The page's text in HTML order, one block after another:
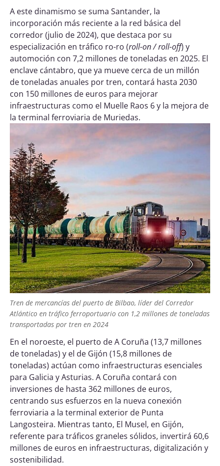
Tren de mercancías del puerto de Bilbao, líder del Corredor
Atlántico en tráfico ferroportuario con 1,2 millones de toneladas
transportadas por tren en 2024
A este dinamismo se suma Santander, la
incorporación más reciente a la red básica del
corredor (julio de 2024), que destaca por su
especialización en tráfico ro-ro (roll-on / roll-off) y
automoción con 7,2 millones de toneladas en 2025. El
enclave cántabro, que ya mueve cerca de un millón
de toneladas anuales por tren, contará hasta 2030
con 150 millones de euros para mejorar
infraestructuras como el Muelle Raos 6 y la mejora de
la terminal ferroviaria de Muriedas.
En el noroeste, el puerto de A Coruña (13,7 millones
de toneladas) y el de Gijón (15,8 millones de
toneladas) actúan como infraestructuras esenciales
para Galicia y Asturias. A Coruña contará con
inversiones de hasta 362 millones de euros,
centrando sus esfuerzos en la nueva conexión
ferroviaria a la terminal exterior de Punta
Langosteira. Mientras tanto, El Musel, en Gijón,
referente para tráficos graneles sólidos, invertirá 60,6
millones de euros en infraestructuras, digitalización y
sostenibilidad.